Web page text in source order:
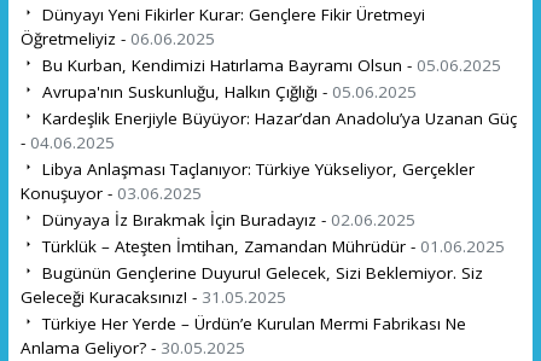
Dünyayı Yeni Fikirler Kurar: Gençlere Fikir Üretmeyi
Öğretmeliyiz - 06.06.2025
Bu Kurban, Kendimizi Hatırlama Bayramı Olsun - 05.06.2025
Avrupa'nın Suskunluğu, Halkın Çığlığı - 05.06.2025
Kardeşlik Enerjiyle Büyüyor: Hazar’dan Anadolu’ya Uzanan Güç
- 04.06.2025
Libya Anlaşması Taçlanıyor: Türkiye Yükseliyor, Gerçekler
Konuşuyor - 03.06.2025
Dünyaya İz Bırakmak İçin Buradayız - 02.06.2025
Türklük – Ateşten İmtihan, Zamandan Mührüdür - 01.06.2025
Bugünün Gençlerine Duyuru! Gelecek, Sizi Beklemiyor. Siz
Geleceği Kuracaksınız! - 31.05.2025
Türkiye Her Yerde – Ürdün’e Kurulan Mermi Fabrikası Ne
Anlama Geliyor? - 30.05.2025